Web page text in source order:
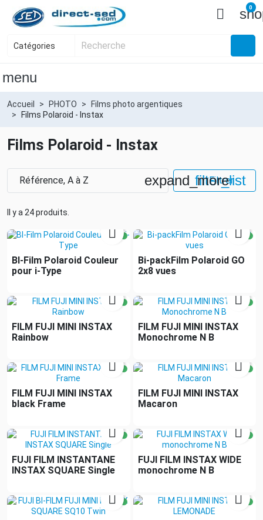
 0
menu
Accueil PHOTO
Films photo argentiques
Films Polaroid - Instax
Films Polaroid - Instax
Il y a 24 produits.
Référence, A à Z expand_more
filter_list
Filtrer

BI-Film Polaroid Couleur
pour i-Type

Bi-packFilm Polaroid GO
2x8 vues

FILM FUJI MINI INSTAX
Rainbow

FILM FUJI MINI INSTAX
Monochrome N B

FILM FUJI MINI INSTAX
black Frame

FILM FUJI MINI INSTAX
Macaron

FUJI FILM INSTANTANE
INSTAX SQUARE Single

FUJI FILM INSTAX WIDE
monochrome N B
 